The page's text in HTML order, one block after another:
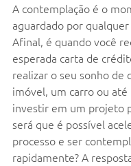
A contemplação é o
aguardado por
Afinal, é quando você
esperada carta de
realizar o seu sonho de
imóvel, um carro ou até
investir em um projeto
será que é possível
processo e ser
rapidamente? A